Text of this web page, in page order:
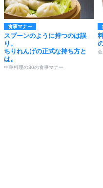
食事マナー
スプーンのように持つのは誤
り。
ちりれんげの正式な持ち方と
は。
中華料理の30の食事マナー